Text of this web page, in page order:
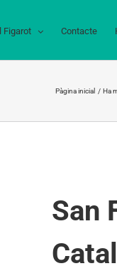
Figarot Contacte
Pàgina inicial Ha
San